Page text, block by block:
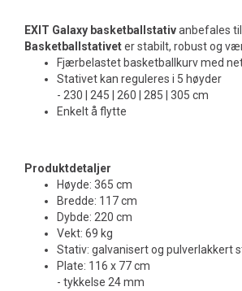
EXIT Galaxy basketballstativanbefales til
Basketballstativeter stabilt, robust og
Fjærbelastet basketballkurv med
Stativet kan reguleres i 5 høyder
- 230 | 245 | 260 | 285 | 305 cm
Enkelt å flytte
Produktdetaljer
Høyde: 365 cm
Bredde: 117 cm
Dybde: 220 cm
Vekt: 69 kg
Stativ: galvanisert og pulverlakkert
Plate: 116 x 77 cm
- tykkelse 24 mm